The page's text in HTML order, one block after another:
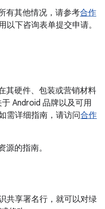
有其他情况，请参考合作
以下咨询表单提交申请。
其硬件、包装或营销材料
Android 品牌以及可用
需详细指南，请访问合作
源的指南。
共享署名行，就可以对绿